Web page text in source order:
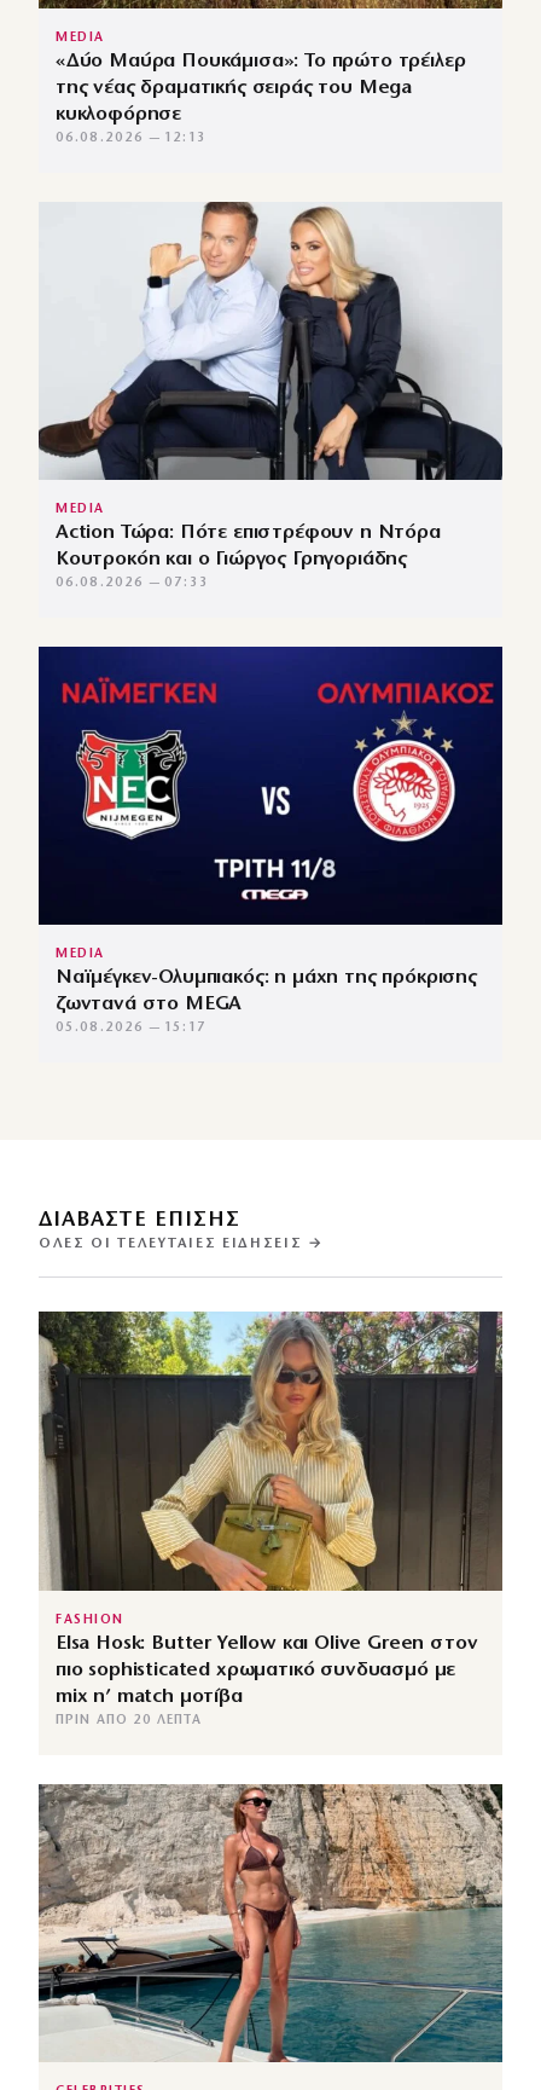
MEDIA
«Δύο Μαύρα Πουκάμισα»: Το πρώτο τρέιλερ
της νέας δραματικής σειράς του Mega
κυκλοφόρησε
06.08.2026 — 12:13
MEDIA
Action Τώρα: Πότε επιστρέφουν η Ντόρα
Κουτροκόη και ο Γιώργος Γρηγοριάδης
06.08.2026 — 07:33
MEDIA
Ναϊμέγκεν-Ολυμπιακός: η μάχη της πρόκρισης
ζωντανά στο MEGA
05.08.2026 — 15:17
ΔΙΑΒΑΣΤΕ ΕΠΙΣΗΣ
ΌΛΕΣ ΟΙ ΤΕΛΕΥΤΑΊΕΣ ΕΙΔΉΣΕΙΣ →
FASHION
Elsa Hosk: Butter Yellow και Olive Green στον
πιο sophisticated χρωματικό συνδυασμό με
mix n’ match μοτίβα
ΠΡΙΝ ΑΠΌ 20 ΛΕΠΤΆ